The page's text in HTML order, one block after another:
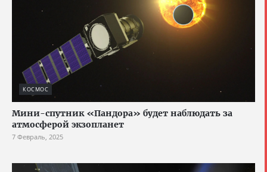
КОСМОС
Мини-спутник «Пандора» будет наблюдать за
атмосферой экзопланет
7 Февраль, 2025